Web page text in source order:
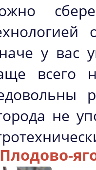
у вас
всего
не
Плодово-